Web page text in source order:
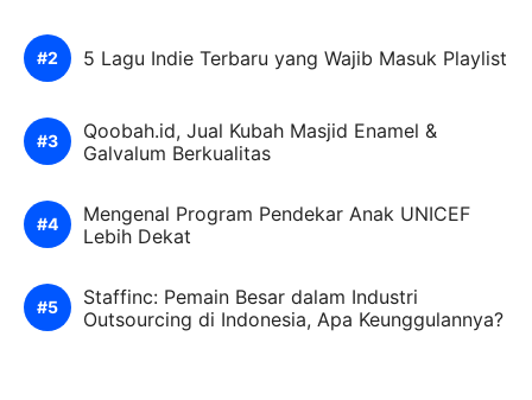
5 Lagu Indie Terbaru yang Wajib Masuk Playlist
Qoobah.id, Jual Kubah Masjid Enamel &
Galvalum Berkualitas
Mengenal Program Pendekar Anak UNICEF
Lebih Dekat
Staffinc: Pemain Besar dalam Industri
Outsourcing di Indonesia, Apa Keunggulannya?